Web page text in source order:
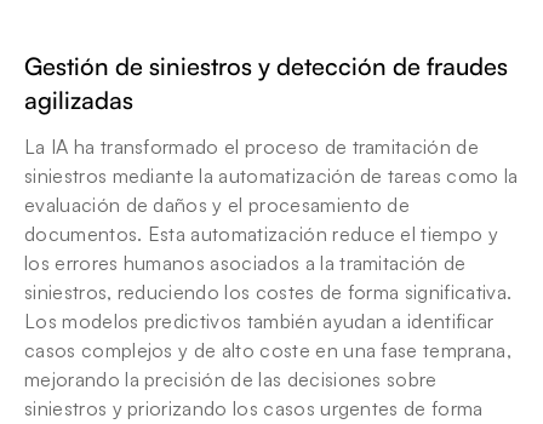
Gestión de siniestros y detección de fraudes
agilizadas
La IA ha transformado el proceso de tramitación de
siniestros mediante la automatización de tareas como la
evaluación de daños y el procesamiento de
documentos. Esta automatización reduce el tiempo y
los errores humanos asociados a la tramitación de
siniestros, reduciendo los costes de forma significativa.
Los modelos predictivos también ayudan a identificar
casos complejos y de alto coste en una fase temprana,
mejorando la precisión de las decisiones sobre
siniestros y priorizando los casos urgentes de forma